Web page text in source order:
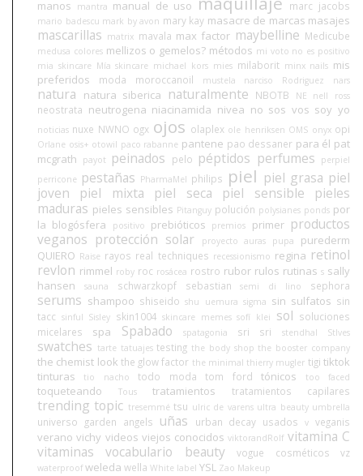
manos mantra manual de uso marc jacobs
mario badescu mark by avon mary kay masacre de marcas masajes
mascarillas matrix mavala max factor maybelline Medicube
medusa colores mellizos o gemelos? métodos mi voto no es positivo
mia skincare Mía skincare michael kors mies milaborit minx nails mis
preferidos
moda moroccanoil mustela narciso Rodriguez nars
natura natura siberica naturalmente NBOTB NE nell ross
neostrata neutrogena niacinamida nivea no sos vos soy yo
noticias nuxe NWNO ogx ojos olaplex ole henriksen OMS onyx opi
Orlane osis+ otowil paco rabanne pantene pao dessaner para él pat
mcgrath
payot peinados pelo péptidos perfumes
perpiel
perricone pestañas PharmaMel philips piel piel grasa piel
joven
piel mixta piel seca piel sensible
pieles
maduras pieles sensibles Pitanguy polución polysianes ponds por
la blogósfera
positivo prebióticos premios primer productos
veganos protección solar proyecto auras pupa
purederm
QUIERO Raise rayos real techniques recessionismo regina retinol
revlon rimmel roby roc rosácea rostro rubor rulos rutinas s sally
hansen
sauna schwarzkopf sebastian semi di lino sephora
serums shampoo shiseido shu uemura sigma sin sulfatos sin
tacc sinful Sisley skin1004 skincare memes sofí klei sol soluciones
micelares
spa Spabado spatagonia sri sri stendhal StIves
swatches tarte tatuajes testing the body shop the booster company
the chemist look the glow factor the minimal thierry mugler tigi tiktok
tinturas
tio nacho todo moda tom ford tónicos too faced
toqueteando Tous tratamientos tratamientos capilares
trending topic tresemmé tsu ulric de varens ultra beauty umbrella
universo garden angels uñas urban decay usados v veganis
verano vichy videos viejos conocidos viktorandRolf vitamina C
vitaminas
vocabulario beauty vogue cosméticos vz
waterproof weleda wella White label YSL Zao Makeup